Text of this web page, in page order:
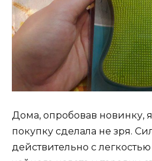
Дома, опробовав новинку,
покупку сделала не зря.
действительно с